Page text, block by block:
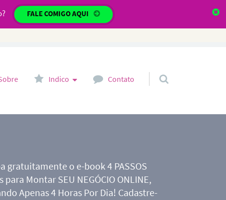
FALE COMIGO AQUI
Indico Contato
gratuitamente o e-book 4 PASSOS
para Montar SEU NEGÓCIO ONLINE,
Apenas 4 Horas Por Dia! Cadastre-